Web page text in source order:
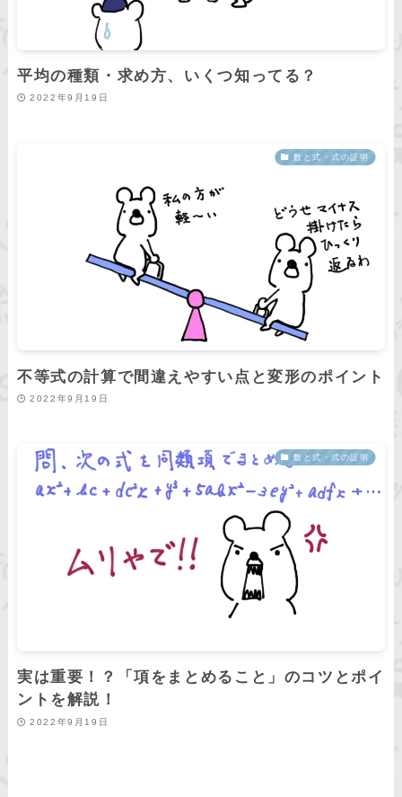
平均の種類・求め方、いくつ知ってる？
2022年9月19日
数と式・式の証明
不等式の計算で間違えやすい点と変形のポイント
2022年9月19日
数と式・式の証明
実は重要！？「項をまとめること」のコツとポイ
ントを解説！
2022年9月19日